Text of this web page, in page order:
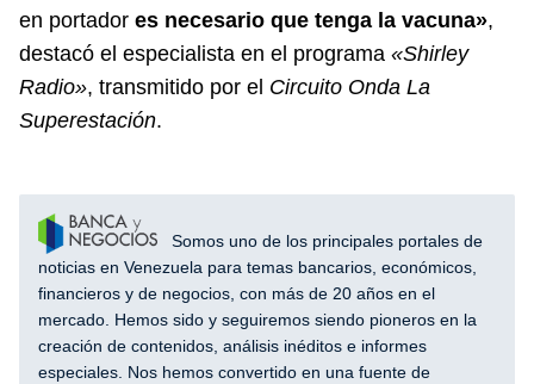
en portador es necesario que tenga la vacuna»,
destacó el especialista en el programa «Shirley
Radio», transmitido por el Circuito Onda La
Superestación.
Somos uno de los principales portales de
noticias en Venezuela para temas bancarios, económicos,
financieros y de negocios, con más de 20 años en el
mercado. Hemos sido y seguiremos siendo pioneros en la
creación de contenidos, análisis inéditos e informes
especiales. Nos hemos convertido en una fuente de